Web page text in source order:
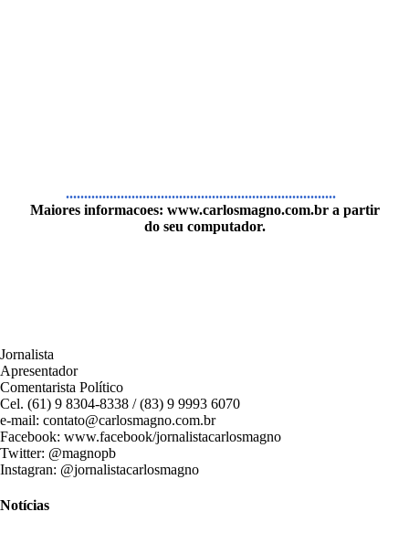
..........................................................................
Maiores informacoes: www.carlosmagno.com.bra partir
do seu computador.
Jornalista
Apresentador
Comentarista Político
Cel. (61) 9 8304-8338 / (83) 9 9993 6070
e-mail: contato@carlosmagno.com.br
Facebook: www.facebook/jornalistacarlosmagno
Twitter: @magnopb
Instagran: @jornalistacarlosmagno
Notícias